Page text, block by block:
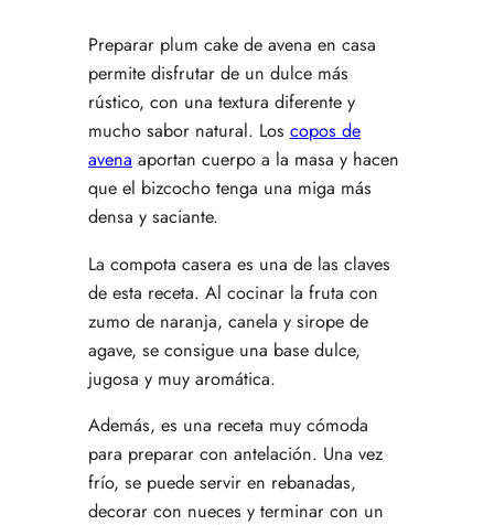
Preparar plum cake de avena en casa
permite disfrutar de un dulce más
rústico, con una textura diferente y
mucho sabor natural. Los copos de
avena aportan cuerpo a la masa y hacen
que el bizcocho tenga una miga más
densa y saciante.
La compota casera es una de las claves
de esta receta. Al cocinar la fruta con
zumo de naranja, canela y sirope de
agave, se consigue una base dulce,
jugosa y muy aromática.
Además, es una receta muy cómoda
para preparar con antelación. Una vez
frío, se puede servir en rebanadas,
decorar con nueces y terminar con un